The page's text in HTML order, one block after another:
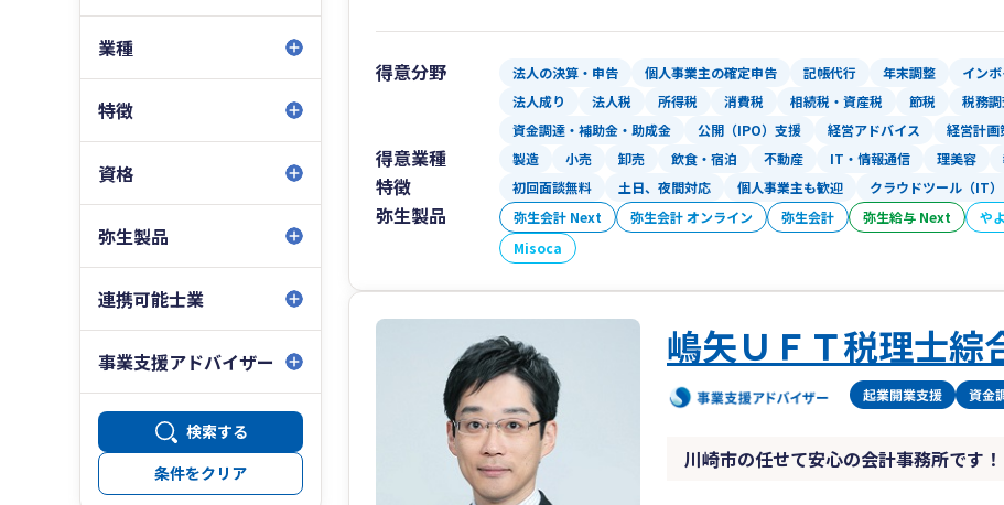
業種
特徴
資格
弥生製品
連携可能士業
事業支援アドバイザー
検索する
条件をクリア
得意分野 法人の決算・申告 個人事業主の確定申告 記帳代行 年末調整 イン
法人成り
法人税 所得税 消費税 相続税・資産税 節税 税務
資金調達・補助金・助成金
公開（IPO）支援 経営アドバイス 経営計画
得意業種 製造 小売 卸売 飲食・宿泊 不動産 IT・情報通信 理美容
特徴 初回面談無料 土日、夜間対応 個人事業主も歓迎 クラウドツール（IT
弥生製品 弥生会計 Next 弥生会計 オンライン 弥生会計 弥生給与 Next や
Misoca
嶋矢ＵＦＴ税理士綜
川崎市の任せて安心の会計事務所です！